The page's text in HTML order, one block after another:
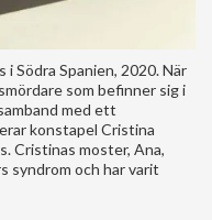
Södra Spanien, 2020. När
som befinner sig i
med ett
konstapel Cristina
Cristinas moster, Ana,
syndrom och har varit